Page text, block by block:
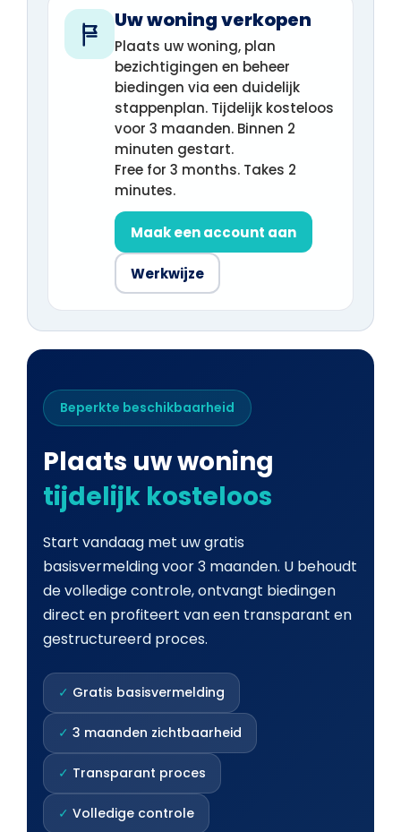
Uw woning verkopen
Plaats uw woning, plan
bezichtigingen en beheer
biedingen via een duidelijk
stappenplan. Tijdelijk kosteloos
voor 3 maanden. Binnen 2
minuten gestart.
Free for 3 months. Takes 2
minutes.
Maak een account aan
Werkwijze
Beperkte beschikbaarheid
Plaats uw woning
tijdelijk kosteloos
Start vandaag met uw gratis
basisvermelding voor 3 maanden. U behoudt
de volledige controle, ontvangt biedingen
direct en profiteert van een transparant en
gestructureerd proces.
✓ Gratis basisvermelding
✓ 3 maanden zichtbaarheid
✓ Transparant proces
✓ Volledige controle